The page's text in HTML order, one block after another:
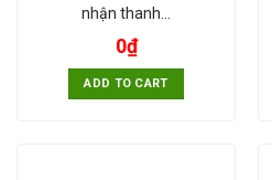
nhận thanh…
0₫
ADD TO CART